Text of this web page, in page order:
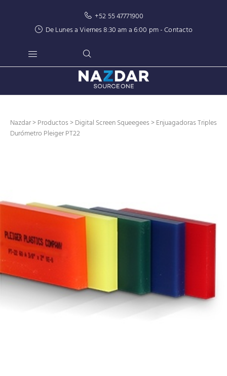
+52 55 47771900
De Lunes a Viernes 8:30 am a 6:00 pm -Contacto
Nazdar>Productos>Digital Screen Squeegees> Enjuagadoras Triples
Durómetro Pleiger PT22